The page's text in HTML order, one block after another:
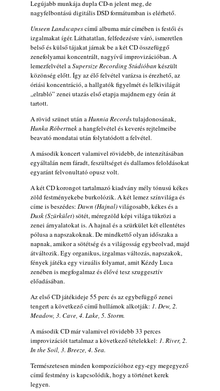
(Sátoraljaújhely – 2026. augusztus 13-23.)
2026. augusztus 01.
Jazz-rock albumok 1986-ból - John Scofield
„Still Warm”
2026. augusztus 01.
Ma 40 éves Gyarmati Gábor és 54 éves
Florian Ross
2026. augusztus 01.
Vér, tornádó és jazz – megjelent a Daveform
Quintet és Kurt Rosenwinkel közös
lemezének új előfutára, a Sharknado
2026. július 31.
A Grencsoport Lewis Jordan-nel a
Meseházban
2026. július 31.
A JÜ a Meseházban
2026. július 30.
Magyar jazzmuzsikus szülők és zenész
gyermekeik – 42. rész: Vörös László +
Vörösné Strausz Eszter + Vörös Bence
2026. július 30.
The Next Generation — 11. rész: Horváth
Szabolcs
2026. július 25.
Eged Márton: Old Songs
2026. július 25.
Zsári Tamás: Found and Lost
2026. július 24.
FREE JAZZ ALBUMS 2026 - 134. rész
2026. július 16.
A free jazz kiemelkedő alakjai - 79. rész:
Marion Brown
Legújabb munkája dupla CD-n jelent meg, de
nagyfelbontású digitális DSD formátumban is elérhető.
Unseen Landscapescímű albuma már címében is festői és
izgalmakat ígér. Láthatatlan, felfedezésre váró, ismeretlen
belső és külső tájakat járnak be a két CD összefüggő
zenefolyamai koncentrált, nagyívű improvizációban. A
lemezfelvétel aSupersize Recording Stúdióban készült
közönség előtt. Így az élő felvétel varázsa is érezhető, az
óriási koncentráció, a hallgatók figyelmét és lelkivilágát
„elrabló” zenei utazás első etapja majdnem egy órán át
tartott.
A rövid szünet után aHunnia Records tulajdonosának,
Hunka Róbertneka hangfelvétel és keverés rejtelmeibe
beavató mondatai után folytatódott a felvétel.
A második koncert valamivel rövidebb, de intenzításában
egyáltalán nem fáradt, feszültséget és dallamos feloldásokat
egyaránt felvonultató opusz volt.
A két CD korongot tartalmazó kiadvány mély tónusú kékes
zöld festményekebe burkolózik. A két lemez színvilága és
címe is beszédes: Dawn (Hajnal)világosabb, kékes és a
Dusk (Szürkület) sötét, méregzöld képi világa tükrözi a
zenei árnyalatokat is. A hajnal és a szürkület két ellentétes
pólusa a napszakoknak. De mindkettő olyan időszaka a
napnak, amikor a sötétség és a világosság egybeolvad, majd
átváltozik. Egy organikus, izgalmas változás, napszakok,
fények játéka egy vizuális folyamat, amit Kézdy Luca
zenében is megfogalmaz és élővé tesz szuggesztív
előadásában.
Az első CD játékideje 55 perc és az egybefüggő zenei
tengert a következő című hullámok alkotják: 1. Dew, 2.
Meadow, 3. Cave, 4. Lake, 5. Storm.
A második CD már valamivel rövidebb 33 perces
improvizációt tartalmaz a következő tételekkel: 1. River, 2.
In the Soil, 3. Breeze, 4. Sea.
Természetesen minden kompozícióhoz egy-egy megegyező
című festmény is kapcsolódik, hogy a történet kerek
legyen.